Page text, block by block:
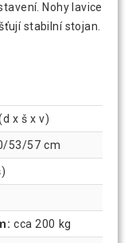
Nohy lavice
stabilní stojan.
x š x v)
53/57 cm
cca 200 kg